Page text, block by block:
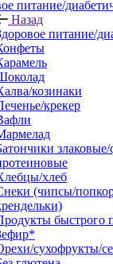
питание/
Назад
питание/
козинаки
крекер
хлеб
(чипсы/
быстрого
сухофрукты/